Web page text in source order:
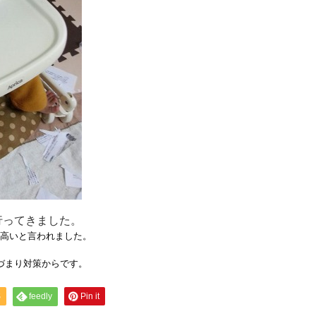
てきました。
いと言われました。
り対策からです。
feedly Pin it